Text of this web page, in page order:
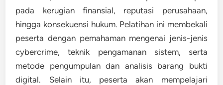
pada kerugian finansial, reputasi perusahaan,
hingga konsekuensi hukum. Pelatihan ini membekali
peserta dengan pemahaman mengenai jenis-jenis
cybercrime, teknik pengamanan sistem, serta
metode pengumpulan dan analisis barang bukti
digital. Selain itu, peserta akan mempelajari